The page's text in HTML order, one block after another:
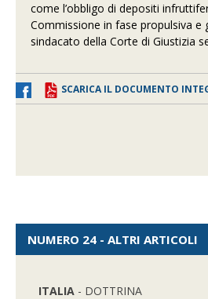
come l’obbligo di depositi
Commissione in fase propulsiva e
sindacato della Corte di Giustizia
SCARICA IL DOCUMENTO
NUMERO 24 - ALTRI ARTICOLI
ITALIA - DOTTRINA